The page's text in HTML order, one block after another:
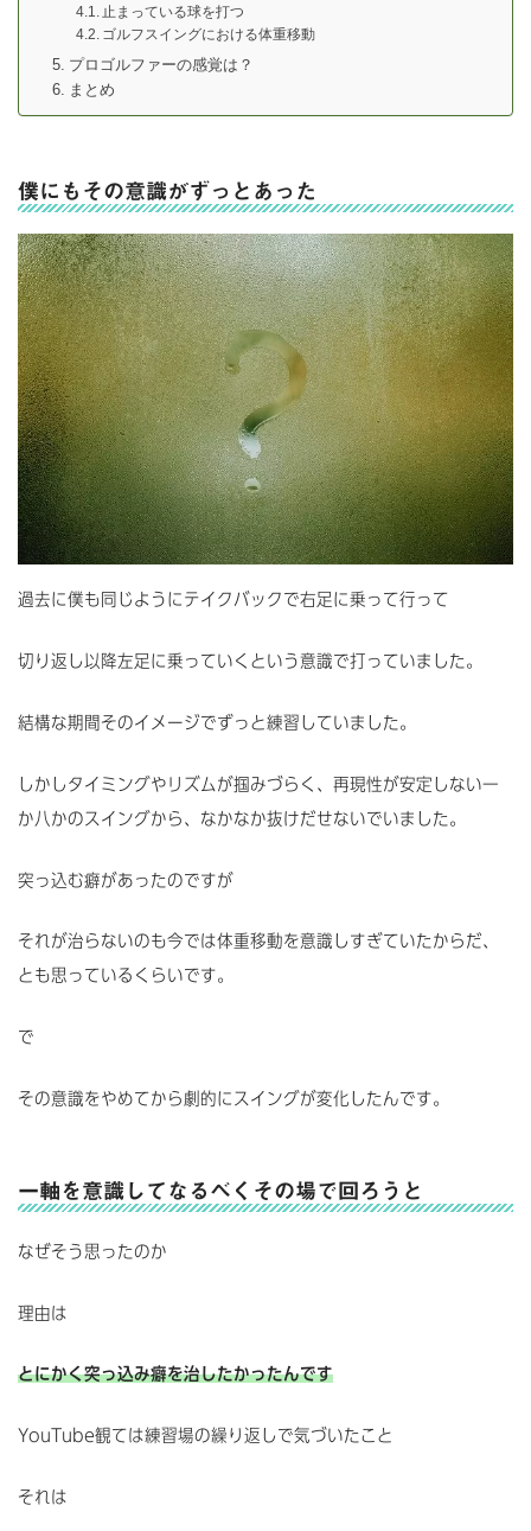
止まっている球を打つ
ゴルフスイングにおける体重移動
プロゴルファーの感覚は？
まとめ
僕にもその意識がずっとあった
過去に僕も同じようにテイクバックで右足に乗って行って
切り返し以降左足に乗っていくという意識で打っていました。
結構な期間そのイメージでずっと練習していました。
しかしタイミングやリズムが掴みづらく、再現性が安定しない一
か八かのスイングから、なかなか抜けだせないでいました。
突っ込む癖があったのですが
それが治らないのも今では体重移動を意識しすぎていたからだ、
とも思っているくらいです。
で
その意識をやめてから劇的にスイングが変化したんです。
一軸を意識してなるべくその場で回ろうと
なぜそう思ったのか
理由は
とにかく突っ込み癖を治したかったんです
YouTube観ては練習場の繰り返しで気づいたこと
それは